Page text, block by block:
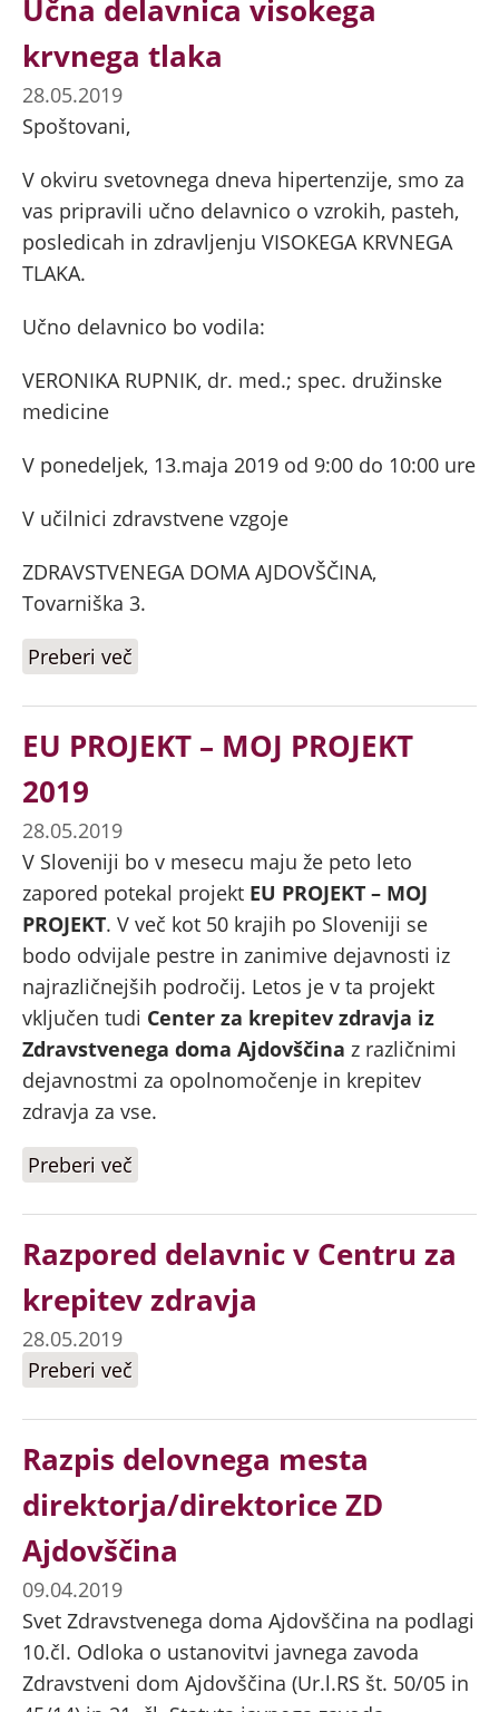
Učna delavnica visokega
krvnega tlaka
28.05.2019
Spoštovani,
V okviru svetovnega dneva hipertenzije, smo za
vas pripravili učno delavnico o vzrokih, pasteh,
posledicah in zdravljenju VISOKEGA KRVNEGA
TLAKA.
Učno delavnico bo vodila:
VERONIKA RUPNIK, dr. med.; spec. družinske
medicine
V ponedeljek, 13.maja 2019 od 9:00 do 10:00 ure
V učilnici zdravstvene vzgoje
ZDRAVSTVENEGA DOMA AJDOVŠČINA,
Tovarniška 3.
Preberi več
EU PROJEKT – MOJ PROJEKT
2019
28.05.2019
V Sloveniji bo v mesecu maju že peto leto
zapored potekal projekt EU PROJEKT – MOJ
PROJEKT. V več kot 50 krajih po Sloveniji se
bodo odvijale pestre in zanimive dejavnosti iz
najrazličnejših področij. Letos je v ta projekt
vključen tudi Center za krepitev zdravja iz
Zdravstvenega doma Ajdovščina z različnimi
dejavnostmi za opolnomočenje in krepitev
zdravja za vse.
Preberi več
Razpored delavnic v Centru za
krepitev zdravja
28.05.2019
Preberi več
Razpis delovnega mesta
direktorja/direktorice ZD
Ajdovščina
09.04.2019
Svet Zdravstvenega doma Ajdovščina na podlagi
10.čl. Odloka o ustanovitvi javnega zavoda
Zdravstveni dom Ajdovščina (Ur.l.RS št. 50/05 in